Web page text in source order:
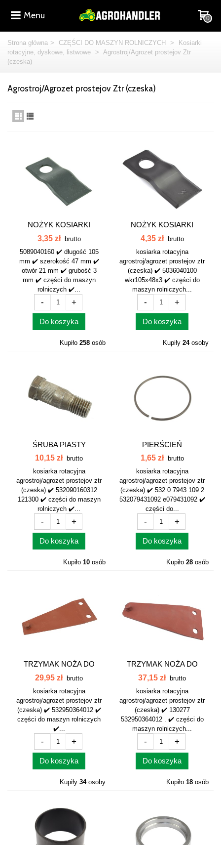
Menu 0
Strona główna > CZĘŚCI DO MASZYN ROLNICZYCH >
Kosiarki
rotacyjne, dyskowe, listwowe
> Agrostroj/Agrozet prostejov Ztr
(czeska)
Agrostroj/Agrozet prostejov Ztr (czeska)
NOŻYK KOSIARKI
CZESKI 5089040160
3,35 zł
brutto
5089040160 ✔️ długość 105
mm ✔️ szerokość 47 mm ✔️
otwór 21 mm ✔️ grubość 3
mm ✔️ części do maszyn
rolniczych ✔️...
- +
Do koszyka
Kupiło 258 osób
NOŻYK KOSIARKI
CZESKI WARYŃSKI...
4,35 zł
brutto
kosiarka rotacyjna
agrostroj/agrozet prostejov ztr
(czeska) ✔️ 5036040100
wkr105x48x3 ✔️ części do
maszyn rolniczych...
- +
Do koszyka
Kupiły 24osoby
ŚRUBA PIASTY
KOSIARKA CZESKA...
10,15 zł
brutto
kosiarka rotacyjna
agrostroj/agrozet prostejov ztr
(czeska) ✔️ 532090160312
121300 ✔️ części do maszyn
rolniczych ✔️...
- +
Do koszyka
Kupiło 10 osób
PIERŚCIEŃ
ZABEZPIECZAJĄCY...
1,65 zł
brutto
kosiarka rotacyjna
agrostroj/agrozet prostejov ztr
(czeska) ✔️ 532 0 7943 109 2
532079431092 e079431092 ✔️
części do...
- +
Do koszyka
Kupiło 28 osób
TRZYMAK NOŻA DO
CZESKIEJ...
29,95 zł
brutto
kosiarka rotacyjna
agrostroj/agrozet prostejov ztr
(czeska) ✔️ 532950364012 ✔️
części do maszyn rolniczych
✔️...
- +
Do koszyka
Kupiły 34osoby
TRZYMAK NOŻA DO
CZESKIEJ...
37,15 zł
brutto
kosiarka rotacyjna
agrostroj/agrozet prostejov ztr
(czeska) ✔️ 130277
532950364012 . ✔️ części do
maszyn rolniczych...
- +
Do koszyka
Kupiło 18 osób